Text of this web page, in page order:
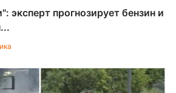
эксперт прогнозирует бензин и